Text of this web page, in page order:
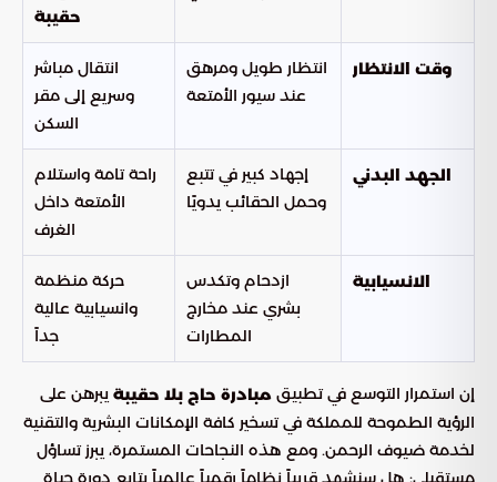
حقيبة
وقت الانتظار
انتظار طويل ومرهق
عند سيور الأمتعة
انتقال مباشر
وسريع إلى مقر
السكن
الجهد البدني
إجهاد كبير في تتبع
وحمل الحقائب يدويًا
راحة تامة واستلام
الأمتعة داخل
الغرف
الانسيابية
ازدحام وتكدس
بشري عند مخارج
المطارات
حركة منظمة
وانسيابية عالية
جداً
إن استمرار التوسع في تطبيق مبادرة حاج بلا حقيبة يبرهن على
الرؤية الطموحة للمملكة في تسخير كافة الإمكانات البشرية والتقنية
لخدمة ضيوف الرحمن. ومع هذه النجاحات المستمرة، يبرز تساؤل
مستقبلي: هل سنشهد قريباً نظاماً رقمياً عالمياً يتابع دورة حياة